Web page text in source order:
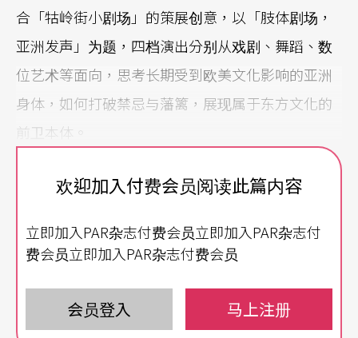
合「牯岭街小剧场」的策展创意，以「肢体剧场，
亚洲发声」为题，四档演出分别从戏剧、舞蹈、数
位艺术等面向，思考长期受到欧美文化影响的亚洲
身体，如何打破禁忌与藩篱，展现属于东方文化的
前卫本体。
韩国首尔NOTTLE剧团《归途》改编自德国剧作家
合了默剧、舞蹈、肢体动作与音乐等超越语言限制
的表演媒介，质问著存在于「战争」与「生活」间
的人们，「心」该如何安放？甫创团的「8213肢体
舞蹈剧场」由舞者孙棁泰与董怡芬组成，作品《三
欢迎加入付费会员阅读此篇内容
立即加入PAR杂志付费会员立即加入PAR杂志付
费会员立即加入PAR杂志付费会员
会员登入 马上注册